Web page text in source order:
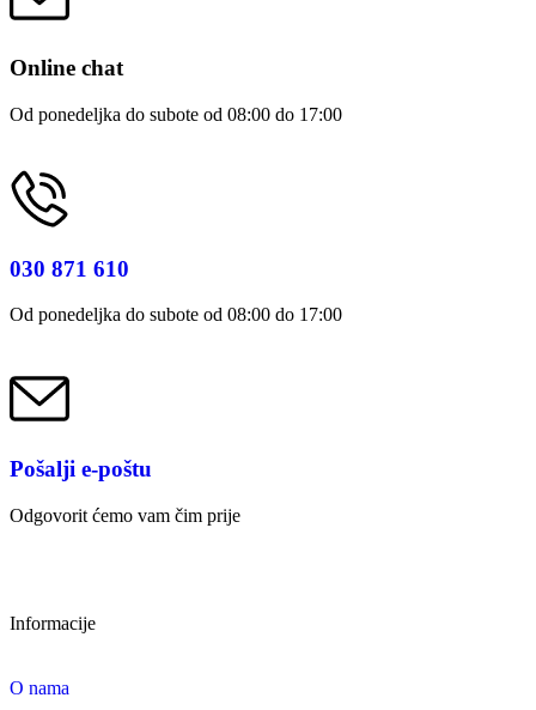
Online chat
Od ponedeljka do subote od 08:00 do 17:00
030 871 610
Od ponedeljka do subote od 08:00 do 17:00
Pošalji e-poštu
Odgovorit ćemo vam čim prije
Informacije
O nama